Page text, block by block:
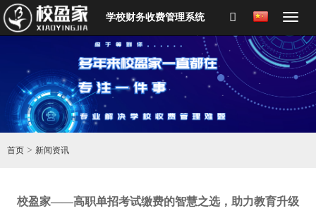
学校财务收费管理系统
首页 > 新闻资讯
校盈家——高职单招考试缴费的智慧之选，助力教育升级